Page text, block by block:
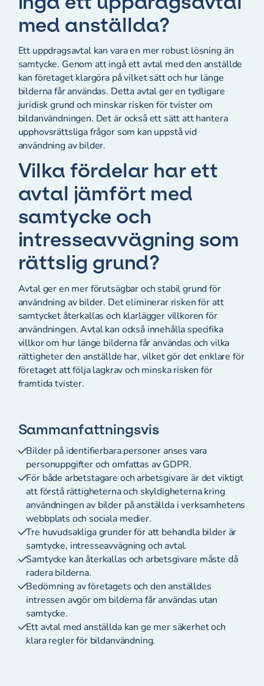
med anställda?
Ett uppdragsavtal kan vara en mer robust lösning än
samtycke. Genom att ingå ett avtal med den anställde
kan företaget klargöra på vilket sätt och hur länge
bilderna får användas. Detta avtal ger en tydligare
juridisk grund och minskar risken för tvister om
bildanvändningen. Det är också ett sätt att hantera
upphovsrättsliga frågor som kan uppstå vid
användning av bilder.
Vilka fördelar har ett
avtal jämfört med
samtycke och
intresseavvägning som
rättslig grund?
Avtal ger en mer förutsägbar och stabil grund för
användning av bilder. Det eliminerar risken för att
samtycket återkallas och klarlägger villkoren för
användningen. Avtal kan också innehålla specifika
villkor om hur länge bilderna får användas och vilka
rättigheter den anställde har, vilket gör det enklare för
företaget att följa lagkrav och minska risken för
framtida tvister.
Sammanfattningsvis
Bilder på identifierbara personer anses vara
personuppgifter och omfattas av GDPR.
För både arbetstagare och arbetsgivare är det viktigt
att förstå rättigheterna och skyldigheterna kring
användningen av bilder på anställda i verksamhetens
webbplats och sociala medier.
Tre huvudsakliga grunder för att behandla bilder är
samtycke, intresseavvägning och avtal.
Samtycke kan återkallas och arbetsgivare måste då
radera bilderna.
Bedömning av företagets och den anställdes
intressen avgör om bilderna får användas utan
samtycke.
Ett avtal med anställda kan ge mer säkerhet och
klara regler för bildanvändning.